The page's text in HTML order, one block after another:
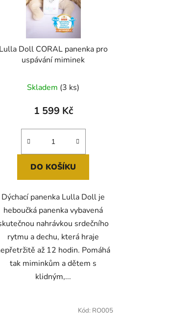
kLulla Doll CORAL panenka pro
uspávání miminek
hodnocení
produktu
3,8
z
hvězdiček.
Skladem (3 ks)
1 599 Kč
DO KOŠÍKU
Dýchací panenka Lulla Doll je
heboučká panenka vybavená
nahrávkou srdečního
rytmu a dechu, která hraje
až 12 hodin. Pomáhá
tak miminkům a dětem s
klidným,...
Kód: RO005